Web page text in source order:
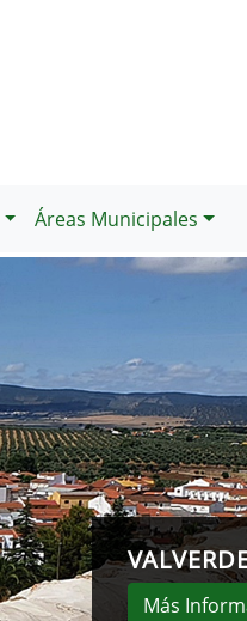
Áreas Municipales
Más